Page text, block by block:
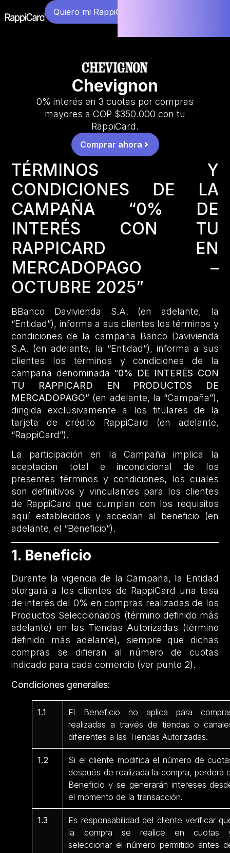
Quiero mi RappiCard
Chevignon
0% interés en 3 cuotas por compras
mayores a COP $350.000 con tu
RappiCard.
Comprar ahora
TÉRMINOS Y
CONDICIONES DE LA
CAMPAÑA “0% DE
INTERÉS CON TU
RAPPICARD EN
MERCADOPAGO –
OCTUBRE 2025”
BBanco Davivienda S.A. (en adelante, la
“Entidad”), informa a sus clientes los términos y
condiciones de la campaña Banco Davivienda
S.A. (en adelante, la “Entidad”), informa a sus
clientes los términos y condiciones de la
campaña denominada “0% DE INTERÉS CON
TU RAPPICARD EN PRODUCTOS DE
MERCADOPAGO” (en adelante, la “Campaña”),
dirigida exclusivamente a los titulares de la
tarjeta de crédito RappiCard (en adelante,
“RappiCard”).
La participación en la Campaña implica la
aceptación total e incondicional de los
presentes términos y condiciones, los cuales
son definitivos y vinculantes para los clientes
de RappiCard que cumplan con los requisitos
aquí establecidos y accedan al beneficio (en
adelante, el “Beneficio”).
1. Beneficio
Durante la vigencia de la Campaña, la Entidad
otorgará a los clientes de RappiCard una tasa
de interés del 0% en compras realizadas de los
Productos Seleccionados (término definido más
adelante) en las Tiendas Autorizadas (término
definido más adelante), siempre que dichas
compras se difieran al número de cuotas
indicado para cada comercio (ver punto 2).
Condiciones generales:
1.1
El Beneficio no aplica para
realizadas a través de tiendas o
diferentes a las Tiendas Autorizadas.
1.2
Si el cliente modifica el número de
después de realizada la compra, perderá
Beneficio y se generarán intereses
el momento de la transacción.
1.3
Es responsabilidad del cliente verificar
la compra se realice en cuotas
seleccionar el número permitido antes